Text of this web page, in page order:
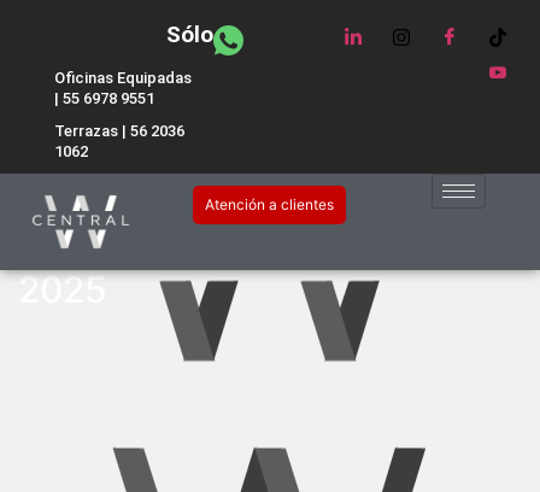
Sólo
Oficinas Equipadas
| 55 6978 9551
Terrazas | 56 2036
1062
Atención a clientes
Tendencias de diseño de
espacios de trabajo para
2025